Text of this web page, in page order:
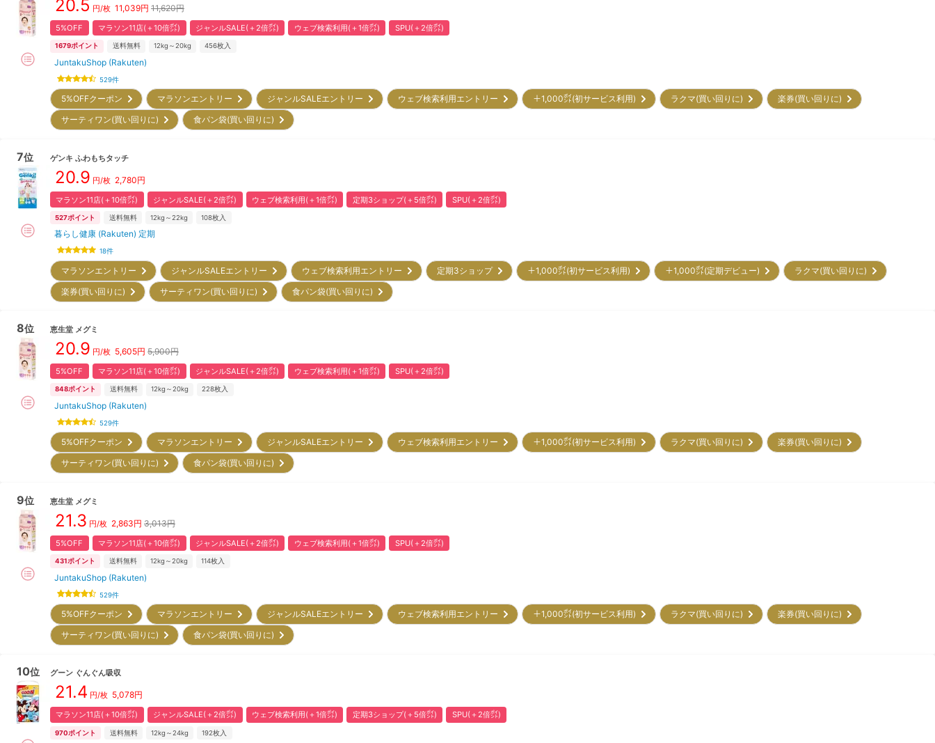
20.5 円/枚 11,039円 11,620円
5%OFF マラソン11店(＋10倍㌽) ジャンルSALE(＋2倍㌽) ウェブ検索利用(＋1倍㌽) SPU(＋2倍㌽)
1679ポイント 送料無料 12kg～20kg 456枚入
JuntakuShop (Rakuten)
529件
5%OFFクーポン マラソンエントリー ジャンルSALEエントリー ウェブ検索利用エントリー ＋1,000㌽(初サービス利用) ラクマ(買い回りに)
楽券(買い回りに)
サーティワン(買い回りに)
食パン袋(買い回りに)
7位 ゲンキ ふわもちタッチ
20.9 円/枚 2,780円
マラソン11店(＋10倍㌽) ジャンルSALE(＋2倍㌽) ウェブ検索利用(＋1倍㌽) 定期3ショップ(＋5倍㌽) SPU(＋2倍㌽)
527ポイント 送料無料 12kg～22kg 108枚入
暮らし健康 (Rakuten) 定期
18件
マラソンエントリー ジャンルSALEエントリー ウェブ検索利用エントリー 定期3ショップ ＋1,000㌽(初サービス利用) ＋1,000㌽(定期デビュー)
ラクマ(買い回りに)
楽券(買い回りに)
サーティワン(買い回りに) 食パン袋(買い回りに)
8位 恵生堂 メグミ
20.9 円/枚 5,605円 5,900円
5%OFF マラソン11店(＋10倍㌽) ジャンルSALE(＋2倍㌽) ウェブ検索利用(＋1倍㌽) SPU(＋2倍㌽)
848ポイント 送料無料 12kg～20kg 228枚入
JuntakuShop (Rakuten)
529件
5%OFFクーポン マラソンエントリー ジャンルSALEエントリー ウェブ検索利用エントリー ＋1,000㌽(初サービス利用) ラクマ(買い回りに)
楽券(買い回りに)
サーティワン(買い回りに)
食パン袋(買い回りに)
9位 恵生堂 メグミ
21.3 円/枚 2,863円 3,013円
5%OFF マラソン11店(＋10倍㌽) ジャンルSALE(＋2倍㌽) ウェブ検索利用(＋1倍㌽) SPU(＋2倍㌽)
431ポイント 送料無料 12kg～20kg 114枚入
JuntakuShop (Rakuten)
529件
5%OFFクーポン マラソンエントリー ジャンルSALEエントリー ウェブ検索利用エントリー ＋1,000㌽(初サービス利用) ラクマ(買い回りに)
楽券(買い回りに)
サーティワン(買い回りに)
食パン袋(買い回りに)
10位 グーン ぐんぐん吸収
21.4 円/枚 5,078円
マラソン11店(＋10倍㌽) ジャンルSALE(＋2倍㌽) ウェブ検索利用(＋1倍㌽) 定期3ショップ(＋5倍㌽) SPU(＋2倍㌽)
970ポイント 送料無料 12kg～24kg 192枚入